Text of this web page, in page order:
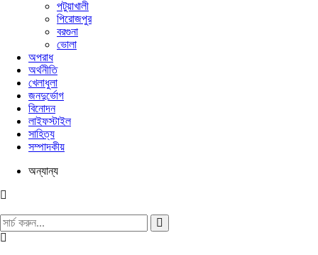
পটুয়াখালী
পিরোজপুর
বরগুনা
ভোলা
অপরাধ
অর্থনীতি
খেলাধুলা
জনদুর্ভোগ
বিনোদন
লাইফস্টাইল
সাহিত্য
সম্পাদকীয়
অন্যান্য